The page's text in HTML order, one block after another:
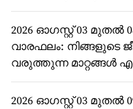
2026 ഓഗസ്റ്റ് 03
വാരഫലം: നിങ്ങളുടെ
വരുത്തുന്ന മാറ്റങ്ങൾ
2026 ഓഗസ്റ്റ് 03 മുതൽ